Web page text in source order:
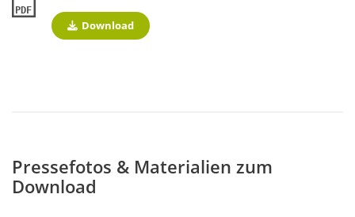
PDF
Download
Pressefotos & Materialien zum
Download